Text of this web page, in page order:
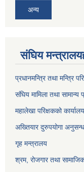
अन्य
संघिय
प्रधानमन्त्रि तथा मन्त्रि
संघिय मामिला तथा सामान्य
महालेखा परिक्षकको कार्यालय
अख्तियार दुरुपयोगा
गृह मन्त्रालय
श्रम, रोजगार तथा